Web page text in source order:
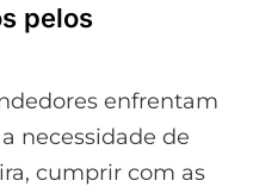
pelos
enfrentam
necessidade de
cumprir com as